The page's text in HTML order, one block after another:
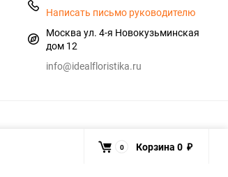
Написать письмо руководителю
Москва ул. 4-я Новокузьминская
дом 12
info@idealfloristika.ru
0 Корзина 0 ₽